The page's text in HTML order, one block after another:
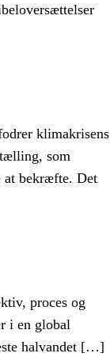
klimakrisens
som
at bekræfte. Det
proces og
i en global
halvandet […]